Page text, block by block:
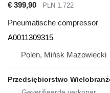
€ 399,90 PLN 1.722
Pneumatische compressor
A0011309315
Polen, Mińsk Mazowiecki
Przedsiębiorstwo